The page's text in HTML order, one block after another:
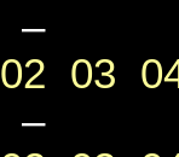
–
02 03
–